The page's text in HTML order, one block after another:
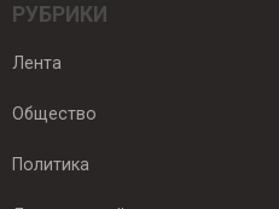
РУБРИКИ
Лента
Общество
Политика